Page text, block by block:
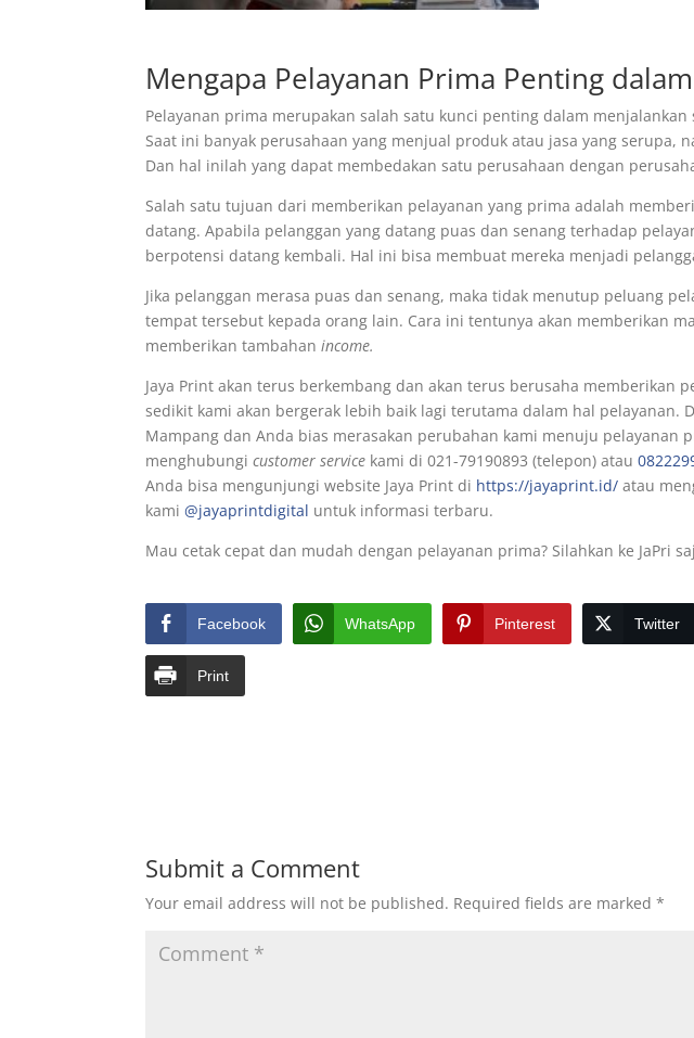
Mengapa Pelayanan Prima Penting
Pelayanan prima merupakan salah satu kunci penting dalam
Saat ini banyak perusahaan yang menjual produk atau jasa yang serupa,
Dan hal inilah yang dapat membedakan satu perusahaan dengan
Salah satu tujuan dari memberikan pelayanan yang prima adalah
datang. Apabila pelanggan yang datang puas dan senang terhadap
berpotensi datang kembali. Hal ini bisa membuat mereka menjadi
Jika pelanggan merasa puas dan senang, maka tidak menutup peluang
tempat tersebut kepada orang lain. Cara ini tentunya akan memberikan
memberikan tambahanincome.
Jaya Print akan terus berkembang dan akan terus berusaha memberikan
sedikit kami akan bergerak lebih baik lagi terutama dalam hal pelayanan.
Mampang dan Anda bias merasakan perubahan kami menuju pelayanan
menghubungicustomer service kami di 021-79190893 (telepon) atau
Anda bisa mengunjungi website Jaya Print di https://jayaprint.id/ atau
kami@jayaprintdigital untuk informasi terbaru.
Mau cetak cepat dan mudah dengan pelayanan prima? Silahkan ke JaPri
Facebook WhatsApp Pinterest Twitter
Print
Submit a Comment
Your email address will not be published. Required fields are marked*